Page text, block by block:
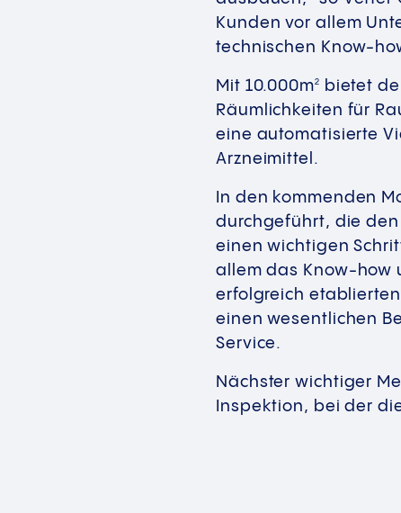
Kunden vor allem
technischen Know-
Mit 10.000m2
bietet
Räumlichkeiten für
eine automatisierte
Arzneimittel.
In den kommenden
durchgeführt, die den
einen wichtigen
allem das Know-how
erfolgreich
einen wesentlichen
Service.
Nächster wichtiger
Inspektion, bei der